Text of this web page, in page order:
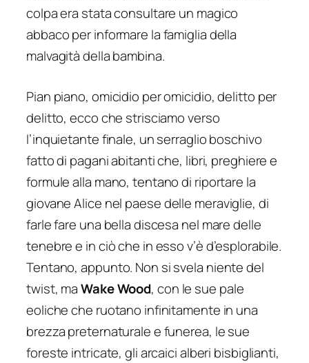
colpa era stata consultare un magico
abbaco per informare la famiglia della
malvagità della bambina.
Pian piano, omicidio per omicidio, delitto per
delitto, ecco che strisciamo verso
l’inquietante finale, un serraglio boschivo
fatto di pagani abitanti che, libri, preghiere e
formule alla mano, tentano di riportare la
giovane Alice nel paese delle meraviglie, di
farle fare una bella discesa nel mare delle
tenebre e in ciò che in esso v’è d’esplorabile.
Tentano, appunto. Non si svela niente del
twist, maWake Wood, con le sue pale
eoliche che ruotano infinitamente in una
brezza preternaturale e funerea, le sue
foreste intricate, gli arcaici alberi bisbiglianti,